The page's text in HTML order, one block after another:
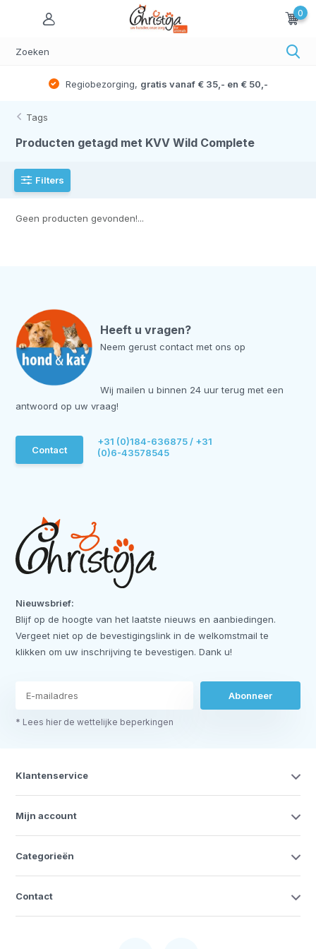
0
Regiobezorging, gratis vanaf € 35,- en € 50,-
Tags
Producten getagd met KVV Wild Complete
Filters
Geen producten gevonden!...
Heeft u vragen?
Neem gerust contact met ons op
Wij mailen u binnen 24 uur terug met een
antwoord op uw vraag!
Contact
+31 (0)184-636875 / +31
(0)6-43578545
Nieuwsbrief:
Blijf op de hoogte van het laatste nieuws en aanbiedingen.
Vergeet niet op de bevestigingslink in de welkomstmail te
klikken om uw inschrijving te bevestigen. Dank u!
Abonneer
* Lees hier de wettelijke beperkingen
Klantenservice
Mijn account
Categorieën
Contact